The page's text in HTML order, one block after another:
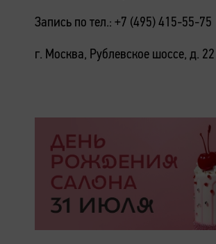
Запись по тел.: +7 (495) 415-55-75
г. Москва, Рублевское шоссе, д. 22